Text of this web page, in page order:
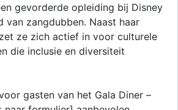
gevorderde opleiding bij Disney
van zangdubben. Naast haar
ze zich actief in voor culturele
die inclusie en diversiteit
gasten van het Gala Diner –